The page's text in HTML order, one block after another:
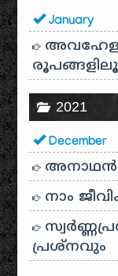
January
2021
December
അനാഥന്‍
നാം
പ്രശ്‌നവും